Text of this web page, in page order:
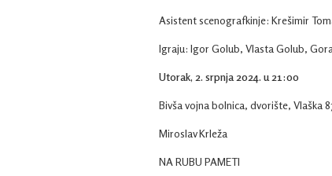
Asistent scenografkinje: Krešimir
Igraju: Igor Golub, Vlasta Golub,
Utorak, 2. srpnja 2024. u 21:00
Bivša vojna bolnica, dvorište, Vlaška
Miroslav Krleža
NA RUBU PAMETI